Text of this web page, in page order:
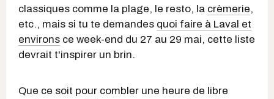
classiques comme la plage, le resto, la crèmerie,
etc., mais si tu te demandes quoi faire à Laval et
environs ce week-end du 27 au 29 mai, cette liste
devrait t'inspirer un brin.
Que ce soit pour combler une heure de libre